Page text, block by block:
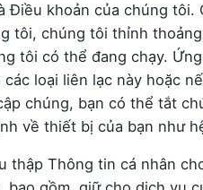
khoản của chúng
tôi, chúng tôi thỉnh
tôi có thể đang chạy.
loại liên lạc này hoặc
chúng, bạn có thể tắt
về thiết bị của bạn như
thập Thông tin cá nhân